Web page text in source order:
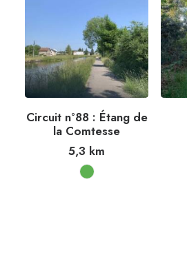
Circuit n°88 : Étang de
la Comtesse
5,3 km